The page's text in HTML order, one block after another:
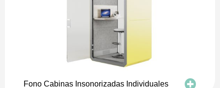
Fono Cabinas Insonorizadas Individuales